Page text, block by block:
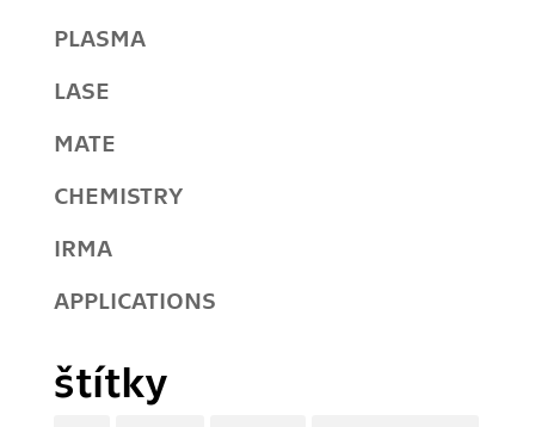
PLASMA
LASE
MATE
CHEMISTRY
IRMA
APPLICATIONS
štítky